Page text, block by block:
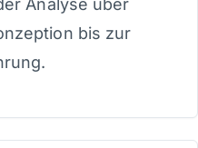
Analyse über
bis zur